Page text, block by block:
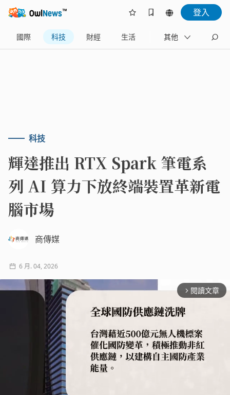
登入
國際 科技 財經 生活 政治
其他
科技
輝達推出 RTX Spark 筆電系
列 AI 算力下放終端裝置革新電
腦市場
商傳媒
6 月. 04, 2026
arrow_forward_ios 閱讀文章